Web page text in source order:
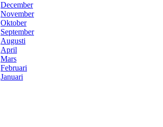
December
November
Oktober
September
Augusti
April
Mars
Februari
Januari